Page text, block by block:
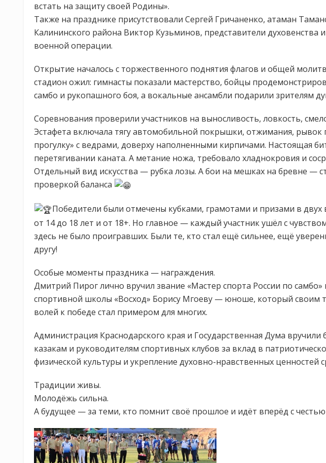
встать на защиту своей Родины».
Также на празднике присутствовали Сергей Гричаненко, атаман
Калининского района Виктор Кузьминов, представители духовенства
военной операции.
Открытие началось с торжественного поднятия флагов и общей
стадион ожил: гимнасты показали мастерство, бойцы
самбо и рукопашного боя, а вокальные ансамбли подарили зрителям
Соревнования проверили участников на выносливость, ловкость,
Эстафета включала тягу автомобильной покрышки, отжимания, рывок
прогулку» с ведрами, доверху наполненными кирпичами. Настоящая
перетягивании каната. А метание ножа, требовало хладнокровия и
Отдельный вид искусства — рубка лозы. А бои на мешках на бревне —
проверкой баланса
Победители были отмечены кубками, грамотами и призами в двух
от 14 до 18 лет и от 18+. Но главное — каждый участник ушёл с
здесь не было проигравших. Были те, кто стал ещё сильнее, ещё
другу!
Особые моменты праздника — награждения.
Дмитрий Пирог лично вручил звание «Мастер спорта России по самбо»
спортивной школы «Восход» Борису Мгоеву — юноше, который своим
волей к победе стал примером для многих.
Администрация Краснодарского края и Государственная Дума вручили
казакам и руководителям спортивных клубов за вклад в
физической культуры и укрепление духовно-нравственных ценностей
Традиции живы.
Молодёжь сильна.
А будущее — за теми, кто помнит своё прошлое и идёт вперёд с честью